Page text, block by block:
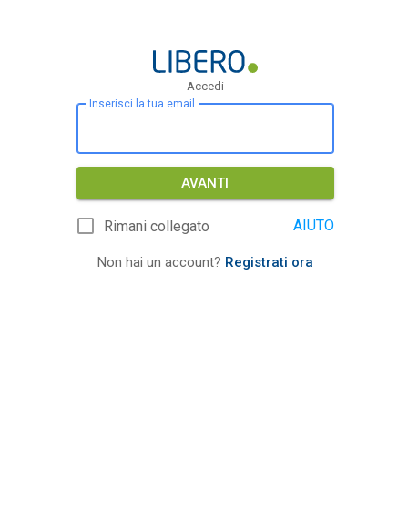
Accedi
Inserisci la tua email
AVANTI
Rimani collegato AIUTO
Non hai un account? Registrati ora